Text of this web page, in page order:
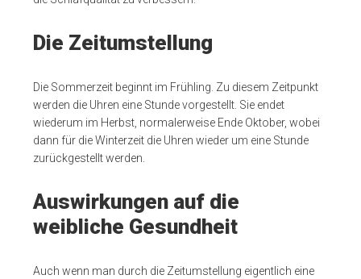
Die Zeitumstellung
Die Sommerzeit beginnt im Frühling. Zu diesem Zeitpunkt
werden die Uhren eine Stunde vorgestellt. Sie endet
wiederum im Herbst, normalerweise Ende Oktober, wobei
dann für die Winterzeit die Uhren wieder um eine Stunde
zurückgestellt werden.
Auswirkungen auf die
weibliche Gesundheit
Auch wenn man durch die Zeitumstellung eigentlich eine